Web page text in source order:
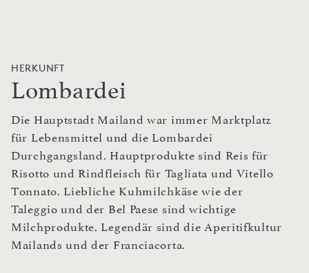
HERKUNFT
Lombardei
Die Hauptstadt Mailand war immer Marktplatz
für Lebensmittel und die Lombardei
Durchgangsland. Hauptprodukte sind Reis für
Risotto und Rindfleisch für Tagliata und Vitello
Tonnato. Liebliche Kuhmilchkäse wie der
Taleggio und der Bel Paese sind wichtige
Milchprodukte. Legendär sind die Aperitifkultur
Mailands und der Franciacorta.